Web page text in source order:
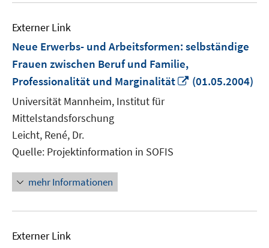
Externer Link
Neue Erwerbs- und Arbeitsformen: selbständige
Frauen zwischen Beruf und Familie,
Professionalität und Marginalität
In
(01.05.2004)
Universität Mannheim, Institut für
Mittelstandsforschung
Leicht, René, Dr.
Quelle: Projektinformation in SOFIS
mehr Informationen
Externer Link